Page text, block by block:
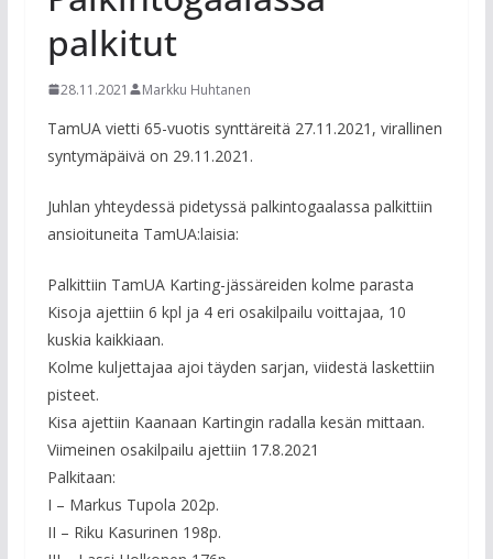
palkitut
28.11.2021 Markku Huhtanen
TamUA vietti 65-vuotis synttäreitä 27.11.2021, virallinen
syntymäpäivä on 29.11.2021.
Juhlan yhteydessä pidetyssä palkintogaalassa palkittiin
ansioituneita TamUA:laisia:
Palkittiin TamUA Karting-jässäreiden kolme parasta
Kisoja ajettiin 6 kpl ja 4 eri osakilpailu voittajaa, 10
kuskia kaikkiaan.
Kolme kuljettajaa ajoi täyden sarjan, viidestä laskettiin
pisteet.
Kisa ajettiin Kaanaan Kartingin radalla kesän mittaan.
Viimeinen osakilpailu ajettiin 17.8.2021
Palkitaan:
I – Markus Tupola 202p.
II – Riku Kasurinen 198p.